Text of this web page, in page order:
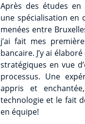
Après des études en
une spécialisation en
menées entre
j’ai fait mes
bancaire. J’y ai
stratégiques en vue
processus. Une
appris et
technologie et le fait
en équipe!